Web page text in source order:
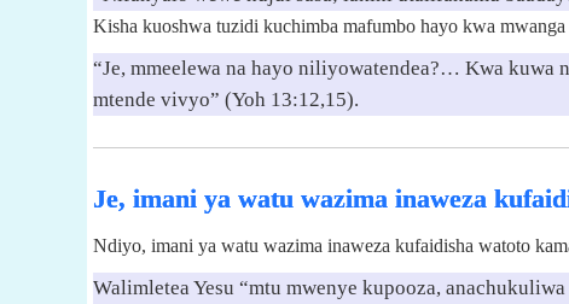
Kisha kuoshwa tuzidi kuchimba mafumbo hayo kwa
“Je, mmeelewa na hayo niliyowatendea?… Kwa
mtende vivyo” (Yoh 13:12,15).
Je, imani ya watu wazima inaweza
Ndiyo, imani ya watu wazima inaweza kufaidisha watoto
Walimletea Yesu “mtu mwenye kupooza,